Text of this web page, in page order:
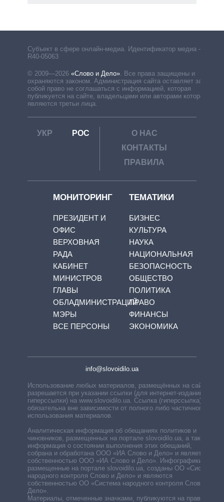
Субъект в сфере онлайн-медиа. Идентификатор медиа –
R40-05063
© 2009—2026 «Слово и Дело». Все права защищены и
охраняются законом. Администрация сайта оставляет за
собой право не соглашаться с информацией, которая
публикуется на сайте, владельцами или авторами которой
являются третьи лица.
УКР РОС
О НАС
КОНТАКТЫ
ПРАВИЛА
МОНИТОРИНГ
ПРЕЗИДЕНТ И
ОФИС
ВЕРХОВНАЯ
РАДА
КАБИНЕТ
МИНИСТРОВ
ГЛАВЫ
ОБЛАДМИНИСТРАЦИЙ
МЭРЫ
ВСЕ ПЕРСОНЫ
ТЕМАТИКИ
БИЗНЕС
КУЛЬТУРА
НАУКА
НАЦИОНАЛЬНАЯ
БЕЗОПАСНОСТЬ
ОБЩЕСТВО
ПОЛИТИКА
ПРАВО
ФИНАНСЫ
ЭКОНОМИКА
info@slovoidilo.ua
Использование любых материалов, размещённых на сайте,
разрешается при указании ссылки (для интернет-изданий —
гиперссылки) на www.slovoidilo.ua. Ссылка (гиперссылка)
обязательна вне зависимости от полного либо частичного
использования материалов.
Аналитическая информация об обещаниях политиков и
чиновников, размещенных на портале slovoidilo.ua, а также
информация о состоянии выполнения этих обещаний,
собрана и обработана ООО «ИА Слово и Дело» и является
собственностью ООО «ИА Слово и Дело». Инфографики,
размещенные на портале slovoidilo.ua, созданы ОО «Система
народного контроля Слово и Дело» и являются
собственностью ОО «Система народного контроля Слово и
Дело».
Материалы, отмеченные значками, публикуются на правах